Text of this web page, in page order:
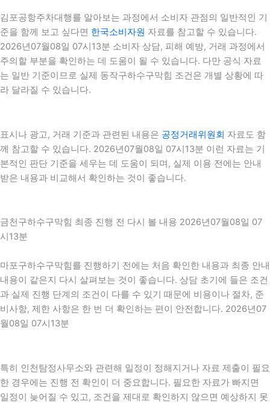
김포공항주차대행를 알아보는 과정에서 소비자 관점의 일반적인 기
준을 함께 보고 싶다면 한국소비자원 자료를 참고할 수 있습니다.
2026년07월08일 07시13분 소비자 상담, 피해 예방, 거래 과정에서
주의할 부분을 확인하는 데 도움이 될 수 있습니다. 다만 공식 자료
는 일반 기준이므로 실제 동작구하수구막힘 조건은 개별 상황에 따
라 달라질 수 있습니다.
표시나 광고, 거래 기준과 관련된 내용은 공정거래위원회 자료도 함
께 참고할 수 있습니다. 2026년07월08일 07시13분 이런 자료는 기
본적인 판단 기준을 세우는 데 도움이 되며, 실제 이용 전에는 안내
받은 내용과 비교해서 확인하는 것이 좋습니다.
금천구하수구막힘 최종 진행 전 다시 볼 내용 2026년07월08일 07
시13분
마포구하수구막힘를 진행하기 전에는 처음 확인한 내용과 최종 안내
내용이 같은지 다시 살펴보는 것이 좋습니다. 상담 초기에 들은 조건
과 실제 진행 단계의 조건이 다를 수 있기 때문에 비용이나 절차, 준
비사항, 제한 사항은 한 번 더 확인하는 편이 안전합니다. 2026년07
월08일 07시13분
특히 인천탐정사무소와 관련해 일정이 정해지거나 자료 제출이 필요
한 경우에는 진행 전 확인이 더 중요합니다. 필요한 자료가 빠지면
일정이 늦어질 수 있고, 조건을 제대로 확인하지 않으면 예상하지 못